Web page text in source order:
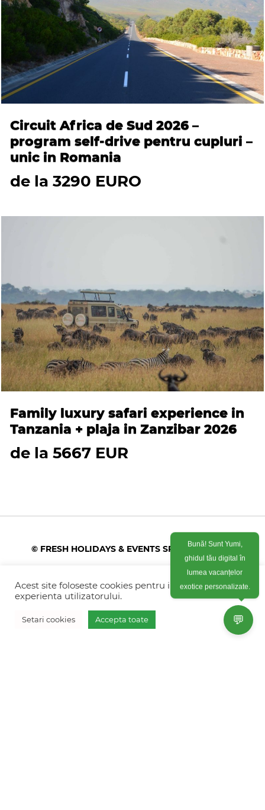
Circuit Africa de Sud 2026 –
program self-drive pentru cupluri –
unic in Romania
de la 3290 EURO
Family luxury safari experience in
Tanzania + plaja in Zanzibar 2026
de la 5667 EUR
Vreau oferta personalizata
© FRESH HOLIDAYS & EVENTS SRL 2026
Colonel Corneliu Popeia 43, Sector 5, Bucuresti
(vis-a-vis de Greengate)
+40770 574 088
Acest site foloseste cookies pentru imbunatati
experienta utilizatorului.
Setari cookies Accepta toate 💬
Bună! Sunt Yumi,
ghidul tău digital în
lumea vacanțelor
exotice personalizate.